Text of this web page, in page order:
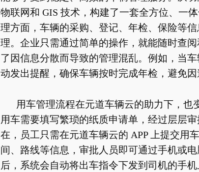
物联网和 GIS 技术，构建了一套全方位、一
理方面，车辆的采购、登记、年检、保险等
理。企业只需通过简单的操作，就能随时查
了因信息分散而导致的管理混乱。例如，当
动发出提醒，确保车辆按时完成年检，避免因
用车管理流程在元道车辆云的助力下，也
用车需要填写繁琐的纸质申请单，经过层层
在，员工只需在元道车辆云的 APP 上提交用
间、路线等信息，审批人员即可通过手机或
后，系统会自动将出车指令下发到司机的手